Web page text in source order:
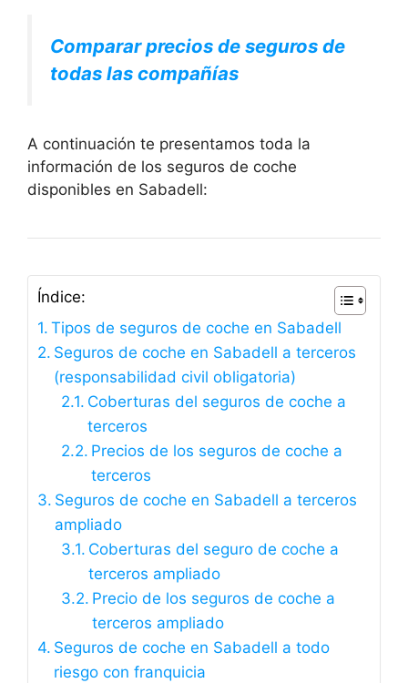
Comparar precios de seguros de
todas las compañías
A continuación te presentamos toda la
información de los seguros de coche
disponibles en Sabadell:
Índice:
Tipos de seguros de coche en Sabadell
Seguros de coche en Sabadell a terceros
(responsabilidad civil obligatoria)
Coberturas del seguros de coche a
terceros
Precios de los seguros de coche a
terceros
Seguros de coche en Sabadell a terceros
ampliado
Coberturas del seguro de coche a
terceros ampliado
Precio de los seguros de coche a
terceros ampliado
Seguros de coche en Sabadell a todo
riesgo con franquicia